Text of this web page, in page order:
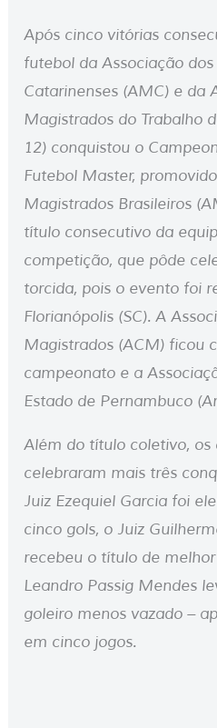
Após cinco vitórias
futebol da Associação
Catarinenses (AMC) e da
Magistrados do Trabalho
12) conquistou o
Futebol Master,
Magistrados Brasileiros
título consecutivo da
competição, que pôde
torcida, pois o evento foi
Florianópolis (SC). A
Magistrados (ACM) ficou
campeonato e a
Estado de Pernambuco
Além do título coletivo, os
celebraram mais três
Juiz Ezequiel Garcia foi
cinco gols, o Juiz
recebeu o título de
Leandro Passig Mendes
goleiro menos vazado –
em cinco jogos.